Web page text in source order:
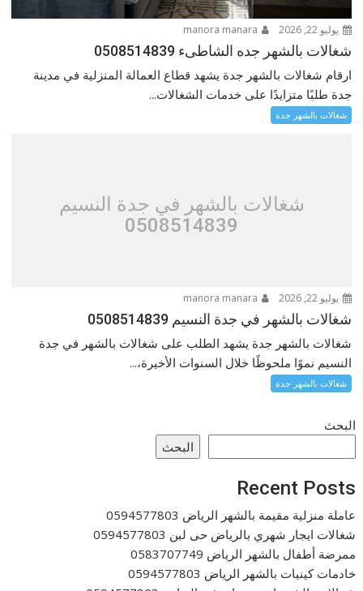
يوليو 22, 2026
شغالات بالشهر جده الشاطىء 0508514839
ارقام شغالات بالشهر جدة يشهد قطاع العمالة المنزلية في مدينة
جدة طلبًا متزايدًا على خدمات الشغالات...
شغالات بالشهر جدة
شغالات بالشهر في جدة النسيم
0508514839
يوليو 22, 2026
شغالات بالشهر في جدة النسيم 0508514839
شغالات بالشهر جدة يشهد الطلب على شغالات بالشهر في جدة
النسيم نموًا ملحوظًا خلال السنوات الأخيرة،...
شغالات بالشهر جدة
البحث
البحث
Recent Posts
عاملة منزلية مقيمة بالشهر الرياض 0594577803
شغالات ايجار شهري بالرياض حى لبن 0594577803
ممرضة أطفال بالشهر الرياض 0583707749
خادمات كينيات بالشهر الرياض 0594577803